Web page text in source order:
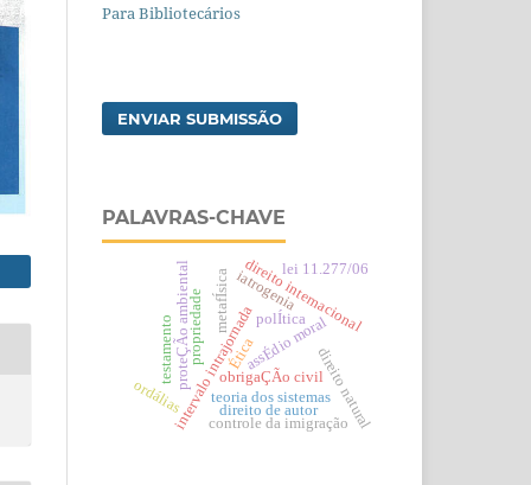
Para Bibliotecários
ENVIAR SUBMISSÃO
PALAVRAS-CHAVE
assÉdio moral
intervalo intrajornada
direito internacional
obrigaÇÃo civil
proteÇÃo ambiental direito natural
testamento
teoria dos sistemas
direito de autor
polÍtica
controle da imigração
propriedade
lei 11.277/06
iatrogenia
Ética
ordálias
metafÍsica